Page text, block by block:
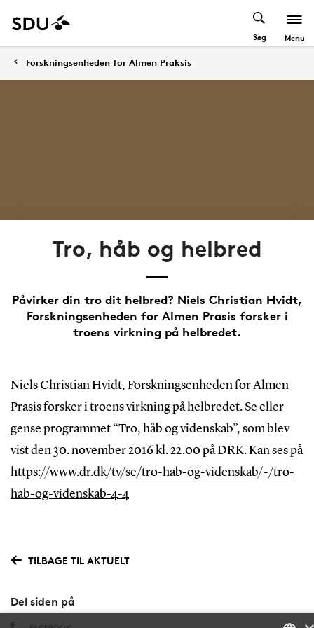
Søg Menu
Forskningsenheden for Almen Praksis
Tro, håb og helbred
Påvirker din tro dit helbred? Niels Christian Hvidt,
Forskningsenheden for Almen Prasis forsker i
troens virkning på helbredet.
Niels Christian Hvidt, Forskningsenheden for Almen
Prasis forsker i troens virkning på helbredet. Se eller
gense programmet “Tro, håb og videnskab”, som blev
vist den 30. november 2016 kl. 22.00 på DRK. Kan ses på
https://www.dr.dk/tv/se/tro-hab-og-videnskab/-/tro-
hab-og-videnskab-4-4
TILBAGE TIL AKTUELT
Del siden på